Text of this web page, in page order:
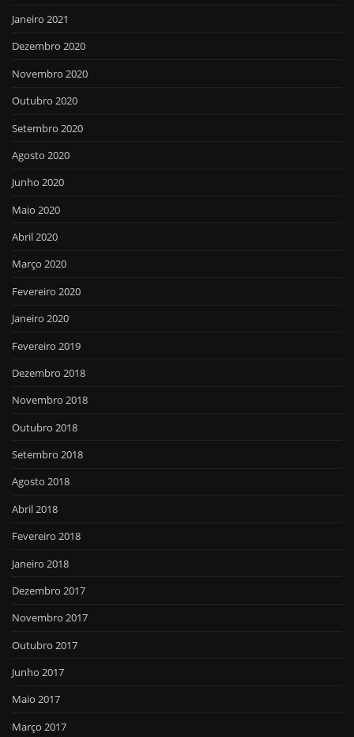
Janeiro 2021
Dezembro 2020
Novembro 2020
Outubro 2020
Setembro 2020
Agosto 2020
Junho 2020
Maio 2020
Abril 2020
Março 2020
Fevereiro 2020
Janeiro 2020
Fevereiro 2019
Dezembro 2018
Novembro 2018
Outubro 2018
Setembro 2018
Agosto 2018
Abril 2018
Fevereiro 2018
Janeiro 2018
Dezembro 2017
Novembro 2017
Outubro 2017
Junho 2017
Maio 2017
Março 2017